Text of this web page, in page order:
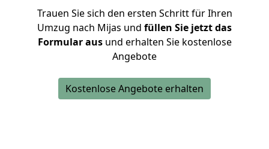
Trauen Sie sich den ersten Schritt für Ihren
Umzug nach Mijas und füllen Sie jetzt das
Formular ausund erhalten Sie kostenlose
Angebote
Kostenlose Angebote erhalten